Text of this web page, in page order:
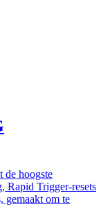
hoogste
Rapid Trigger-resets
gemaakt om te